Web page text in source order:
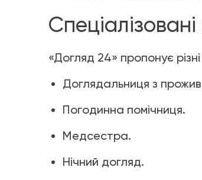
«Догляд 24» пропонує
Доглядальниця з
Погодинна помічниця.
Медсестра.
Нічний догляд.